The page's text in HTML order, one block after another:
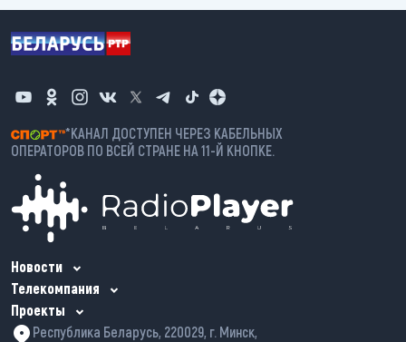
*КАНАЛ ДОСТУПЕН ЧЕРЕЗ КАБЕЛЬНЫХ
ОПЕРАТОРОВ ПО ВСЕЙ СТРАНЕ НА 11-Й КНОПКЕ.
Новости
Телекомпания
Проекты
Республика Беларусь, 220029, г. Минск,